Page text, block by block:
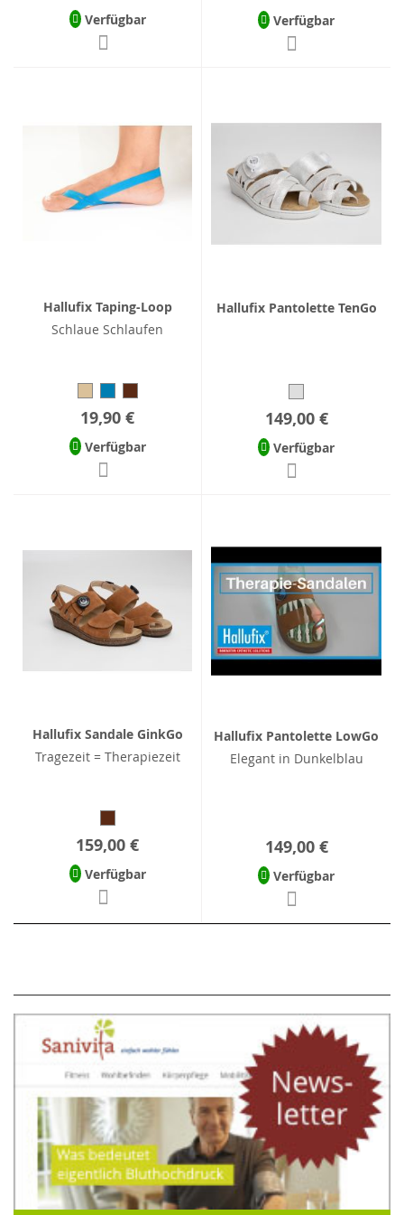
Verfügbar Verfügbar
Hallufix Taping-Loop
Schlaue Schlaufen
19,90 €
Verfügbar
Hallufix Pantolette TenGo
149,00 €
Verfügbar
Hallufix Sandale GinkGo
Tragezeit = Therapiezeit
159,00 €
Verfügbar
Hallufix Pantolette LowGo
Elegant in Dunkelblau
149,00 €
Verfügbar